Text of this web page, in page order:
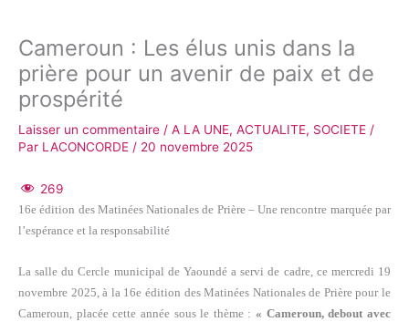
Cameroun : Les élus unis dans la
prière pour un avenir de paix et de
prospérité
Laisser un commentaire / A LA UNE, ACTUALITE, SOCIETE /
Par LACONCORDE / 20 novembre 2025
269
16e édition des Matinées Nationales de Prière – Une rencontre marquée par
l’espérance et la responsabilité
La salle du Cercle municipal de Yaoundé a servi de cadre, ce mercredi 19
novembre 2025, à la 16e édition des Matinées Nationales de Prière pour le
Cameroun, placée cette année sous le thème :« Cameroun, debout avec